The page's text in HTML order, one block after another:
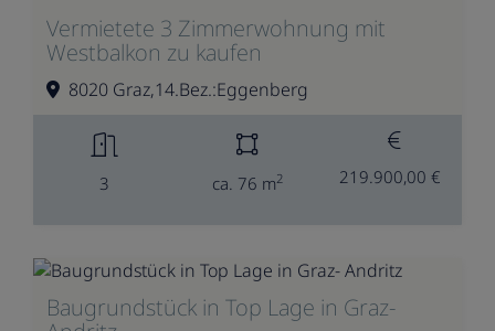
Vermietete 3 Zimmerwohnung mit
Westbalkon zu kaufen
8020 Graz,14.Bez.:Eggenberg
3 ca. 76 m2 219.900,00 €
Baugrundstück in Top Lage in Graz-